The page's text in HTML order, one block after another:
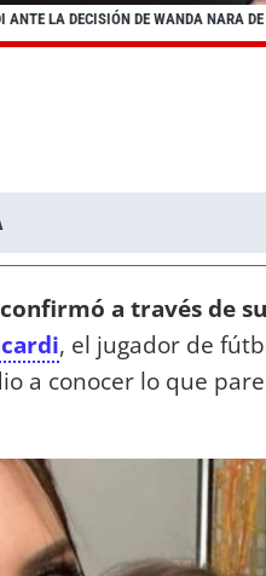
ANTE LA DECISIÓN DE WANDA NARA DE
confirmó a través de
, el jugador de
a conocer lo que